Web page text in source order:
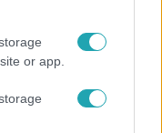
or app.
szeret nem